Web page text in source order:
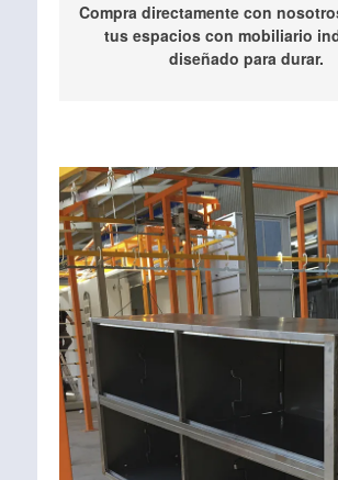
Compra directamente con
tus espacios con mobiliario
diseñado para durar.